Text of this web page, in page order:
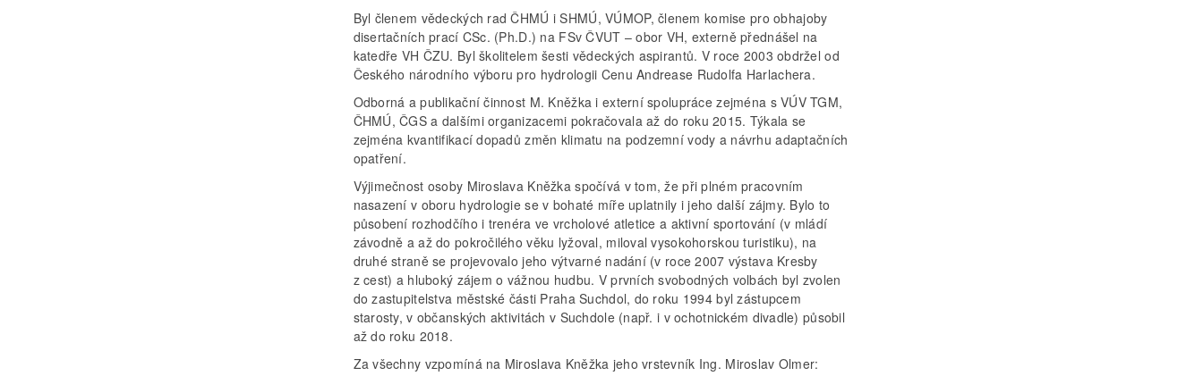
Byl členem vědeckých rad ČHMÚ i SHMÚ, VÚMOP, členem komise pro obhajoby
disertačních prací CSc. (Ph.D.) na FSv ČVUT – obor VH, externě přednášel na
katedře VH ČZU. Byl školitelem šesti vědeckých aspirantů. V roce 2003 obdržel od
Českého národního výboru pro hydrologii Cenu Andrease Rudolfa Harlachera.
Odborná a publikační činnost M. Kněžka i externí spolupráce zejména s VÚV TGM,
ČHMÚ, ČGS a dalšími organizacemi pokračovala až do roku 2015. Týkala se
zejména kvantifikací dopadů změn klimatu na podzemní vody a návrhu adaptačních
opatření.
Výjimečnost osoby Miroslava Kněžka spočívá v tom, že při plném pracovním
nasazení v oboru hydrologie se v bohaté míře uplatnily i jeho další zájmy. Bylo to
působení rozhodčího i trenéra ve vrcholové atletice a aktivní sportování (v mládí
závodně a až do pokročilého věku lyžoval, miloval vysokohorskou turistiku), na
druhé straně se projevovalo jeho výtvarné nadání (v roce 2007 výstava Kresby
z cest) a hluboký zájem o vážnou hudbu. V prvních svobodných volbách byl zvolen
do zastupitelstva městské části Praha Suchdol, do roku 1994 byl zástupcem
starosty, v občanských aktivitách v Suchdole (např. i v ochotnickém divadle) působil
až do roku 2018.
Za všechny vzpomíná na Miroslava Kněžka jeho vrstevník Ing. Miroslav Olmer: